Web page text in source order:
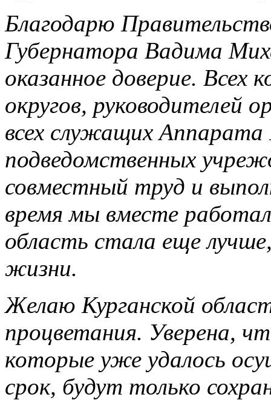
Благодарю
Губернатора Вадима
оказанное доверие. Всех
округов, руководителей
всех служащих Аппарата
подведомственных
совместный труд и
время мы вместе
область стала еще
жизни.
Желаю Курганской
процветания. Уверена,
которые уже удалось
срок, будут только